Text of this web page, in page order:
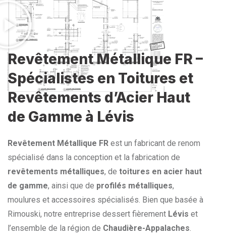
Revêtement Métallique FR –
Spécialistes en Toitures et
Revêtements d’Acier Haut
de Gamme à Lévis
Revêtement Métallique FR est un fabricant de renom
spécialisé dans la conception et la fabrication de
revêtements métalliques, de toitures en acier haut
de gamme, ainsi que de profilés métalliques,
moulures et accessoires spécialisés. Bien que basée à
Rimouski, notre entreprise dessert fièrement Lévis et
l’ensemble de la région de Chaudière-Appalaches.